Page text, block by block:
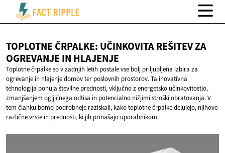
TOPLOTNE ČRPALKE: UČINKOVITA REŠITEV ZA
OGREVANJE IN HLAJENJE
Toplotne črpalke so v zadnjih letih postale vse bolj priljubljena izbira za
ogrevanje in hlajenje domov ter poslovnih prostorov. Ta inovativna
tehnologija ponuja številne prednosti, vključno z energetsko učinkovitostjo,
zmanjšanjem ogljičnega odtisa in potencialno nižjimi stroški obratovanja. V
tem članku bomo podrobneje raziskali, kako toplotne črpalke delujejo, njihove
različne vrste in prednosti, ki jih prinašajo uporabnikom.